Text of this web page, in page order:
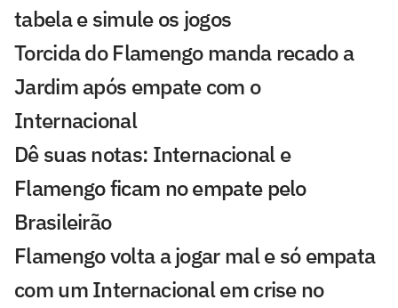
tabela e simule os jogos
Torcida do Flamengo manda recado a
Jardim após empate com o
Internacional
Dê suas notas: Internacional e
Flamengo ficam no empate pelo
Brasileirão
Flamengo volta a jogar mal e só empata
com um Internacional em crise no